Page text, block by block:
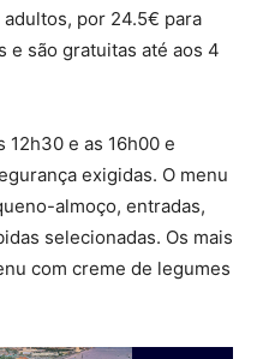
por 24.5€ para
e são gratuitas até aos 4
12h30 e as 16h00 e
exigidas. O menu
almoço, entradas,
selecionadas. Os mais
com creme de legumes